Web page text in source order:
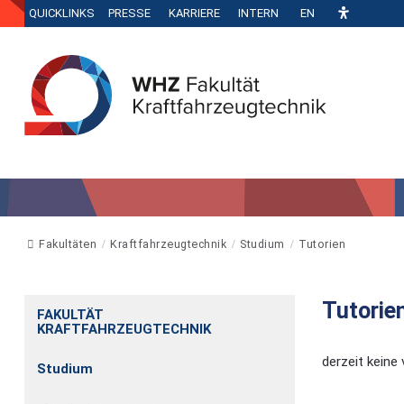
QUICKLINKS PRESSE KARRIERE INTERN EN
Fakultäten Kraftfahrzeugtechnik Studium Tutorien
FAKULTÄT
KRAFTFAHRZEUGTECHNIK
Studium derzeit keine